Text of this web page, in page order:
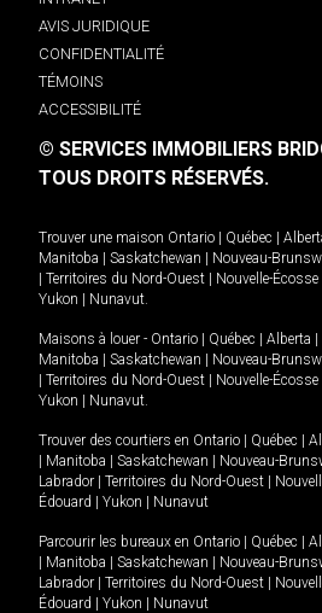
AVIS JURIDIQUE
CONFIDENTIALITÉ
TÉMOINS
ACCESSIBILITÉ
© SERVICES IMMOBILIERS
TOUS DROITS RÉSERVÉS.
Trouver une maison Ontario | Québec |
Manitoba | Saskatchewan | Nouveau-
| Territoires du Nord-Ouest | Nouvelle-Écosse
Yukon | Nunavut
Maisons à louer - Ontario | Québec | Alberta |
Manitoba | Saskatchewan | Nouveau-
| Territoires du Nord-Ouest | Nouvelle-Écosse
Yukon | Nunavut
Trouver des courtiers en Ontario | Québec |
| Manitoba | Saskatchewan | Nouveau-
Labrador | Territoires du Nord-Ouest |
Édouard | Yukon | Nunavut
Parcourir les bureaux en Ontario | Québec |
| Manitoba | Saskatchewan | Nouveau-
Labrador | Territoires du Nord-Ouest |
Édouard | Yukon | Nunavut